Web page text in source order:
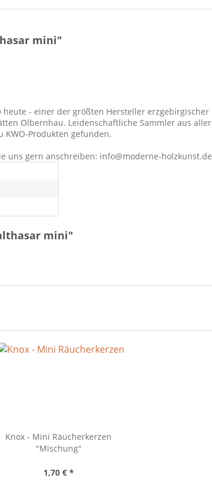
mini"
- einer der größten Hersteller
Olbernhau. Leidenschaftliche Sammler aus
KWO-Produkten gefunden.
uns gern anschreiben: info@moderne-holzkunst.de
mini"
Knox - Mini Räucherkerzen
"Mischung"
1,70 € *